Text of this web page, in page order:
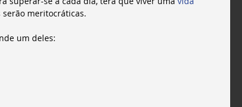
serão meritocráticas.
um deles: